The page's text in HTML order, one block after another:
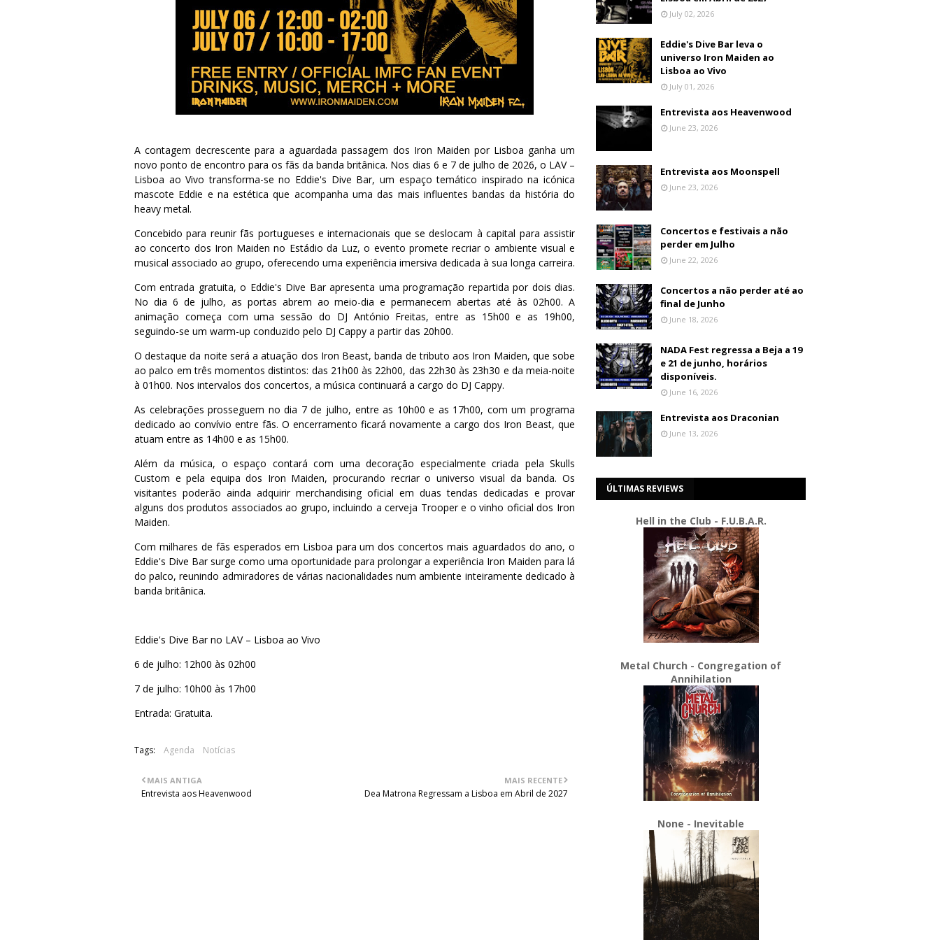
A contagem decrescente para a aguardada passagem dos Iron Maiden por Lisboa ganha um
novo ponto de encontro para os fãs da banda britânica. Nos dias 6 e 7 de julho de 2026, o LAV –
Lisboa ao Vivo transforma-se no Eddie's Dive Bar, um espaço temático inspirado na icónica
mascote Eddie e na estética que acompanha uma das mais influentes bandas da história do
heavy metal.
Concebido para reunir fãs portugueses e internacionais que se deslocam à capital para assistir
ao concerto dos Iron Maiden no Estádio da Luz, o evento promete recriar o ambiente visual e
musical associado ao grupo, oferecendo uma experiência imersiva dedicada à sua longa carreira.
Com entrada gratuita, o Eddie's Dive Bar apresenta uma programação repartida por dois dias.
No dia 6 de julho, as portas abrem ao meio-dia e permanecem abertas até às 02h00. A
animação começa com uma sessão do DJ António Freitas, entre as 15h00 e as 19h00,
seguindo-se um warm-up conduzido pelo DJ Cappy a partir das 20h00.
O destaque da noite será a atuação dos Iron Beast, banda de tributo aos Iron Maiden, que sobe
ao palco em três momentos distintos: das 21h00 às 22h00, das 22h30 às 23h30 e da meia-noite
à 01h00. Nos intervalos dos concertos, a música continuará a cargo do DJ Cappy.
As celebrações prosseguem no dia 7 de julho, entre as 10h00 e as 17h00, com um programa
dedicado ao convívio entre fãs. O encerramento ficará novamente a cargo dos Iron Beast, que
atuam entre as 14h00 e as 15h00.
Além da música, o espaço contará com uma decoração especialmente criada pela Skulls
Custom e pela equipa dos Iron Maiden, procurando recriar o universo visual da banda. Os
visitantes poderão ainda adquirir merchandising oficial em duas tendas dedicadas e provar
alguns dos produtos associados ao grupo, incluindo a cerveja Trooper e o vinho oficial dos Iron
Maiden.
Com milhares de fãs esperados em Lisboa para um dos concertos mais aguardados do ano, o
Eddie's Dive Bar surge como uma oportunidade para prolongar a experiência Iron Maiden para lá
do palco, reunindo admiradores de várias nacionalidades num ambiente inteiramente dedicado à
banda britânica.
Eddie's Dive Bar no LAV – Lisboa ao Vivo
6 de julho: 12h00 às 02h00
7 de julho: 10h00 às 17h00
Entrada: Gratuita.
Tags: Agenda Notícias
MAIS RECENTE
Dea Matrona Regressam a Lisboa em Abril de 2027
MAIS ANTIGA
Entrevista aos Heavenwood
July 02, 2026
Eddie's Dive Bar leva o
universo Iron Maiden ao
Lisboa ao Vivo
July 01, 2026
Entrevista aos Heavenwood
June 23, 2026
Entrevista aos Moonspell
June 23, 2026
Concertos e festivais a não
perder em Julho
June 22, 2026
Concertos a não perder até ao
final de Junho
June 18, 2026
NADA Fest regressa a Beja a 19
e 21 de junho, horários
disponíveis.
June 16, 2026
Entrevista aos Draconian
June 13, 2026
ÚLTIMAS REVIEWS
Hell in the Club - F.U.B.A.R.
Metal Church - Congregation of
Annihilation
None - Inevitable